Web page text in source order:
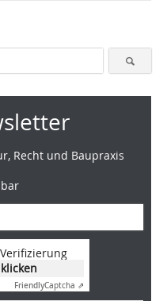
Recht und Baupraxis
FriendlyCaptcha ⇗